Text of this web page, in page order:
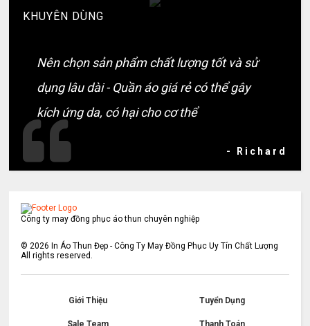
KHUYÊN DÙNG
Nên chọn sản phẩm chất lượng tốt và sử
dụng lâu dài - Quần áo giá rẻ có thể gây
kích ứng da, có hại cho cơ thể
- Richard
Công ty may đồng phục áo thun chuyên nghiệp
© 2026 In Áo Thun Đẹp - Công Ty May Đồng Phục Uy Tín Chất Lượng
All rights reserved.
Giới Thiệu Tuyển Dụng
Sale Team Thanh Toán